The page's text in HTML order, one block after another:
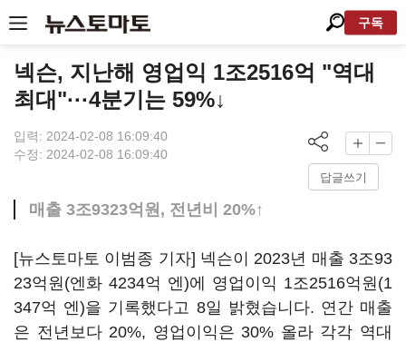
구독
넥슨, 지난해 영업익 1조2516억 "역대
최대"···4분기는 59%↓
입력: 2024-02-08 16:09:40
수정: 2024-02-08 16:09:40
답글쓰기
매출 3조9323억원, 전년비 20%↑
[뉴스토마토 이범종 기자] 넥슨이 2023년 매출 3조93
23억원(엔화 4234억 엔)에 영업이익 1조2516억원(1
347억 엔)을 기록했다고 8일 밝혔습니다. 연간 매출
은 전년보다 20%, 영업이익은 30% 올라 각각 역대